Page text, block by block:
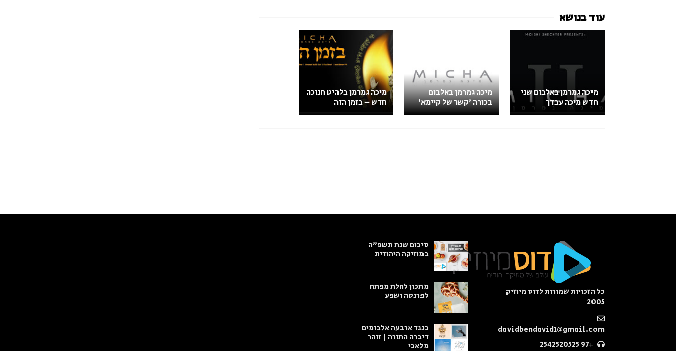
מיכה גמרמן באלבום שני
חדש מיכה עבדך
מיכה גמרמן באלבום
בכורה 'קשר של קיימא'
מיכה גמרמן בלהיט חנוכה
חדש – בזמן הזה
כל הזכויות שמורות לדוס מיוזיק
2005
davidbendavid1@gmail.com
+97 2542520525
סיכום שנת תשפ"ה
במוזיקה היהודית
מתכון לחלת מפתח
לפרנסה ושפע
כנגד ארבעה אלבומים
דיברה התורה | זוהר
מלאכי